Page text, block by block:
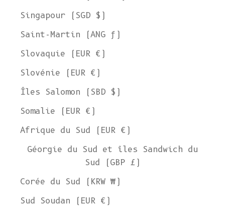
Singapour (SGD $)
Saint-Martin (ANG ƒ)
Slovaquie (EUR €)
Slovénie (EUR €)
Îles Salomon (SBD $)
Somalie (EUR €)
Afrique du Sud (EUR €)
Géorgie du Sud et îles Sandwich du
Sud (GBP £)
Corée du Sud (KRW ₩)
Sud Soudan (EUR €)